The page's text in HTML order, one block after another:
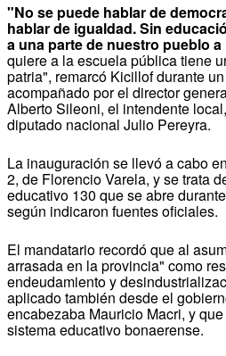
"No se puede hablar de
hablar de igualdad. Sin
a una parte de nuestro pueblo
quiere a la escuela pública tiene
patria", remarcó Kicillof durante
acompañado por el director
Alberto Sileoni, el intendente
diputado nacional Julio Pereyra.
La inauguración se llevó a cabo
2, de Florencio Varela, y se trata
educativo 130 que se abre
según indicaron fuentes oficiales.
El mandatario recordó que al
arrasada en la provincia" como
endeudamiento y
aplicado también desde el
encabezaba Mauricio Macri, y
sistema educativo bonaerense.